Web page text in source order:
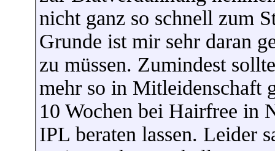
nicht ganz so schnell zum
Grunde ist mir sehr daran
zu müssen. Zumindest
mehr so in Mitleidenschaft
10 Wochen bei Hairfree in
IPL beraten lassen. Leider